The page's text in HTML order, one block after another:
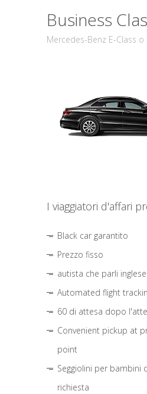
Business
Mercedes-Benz E-Class o
I viaggiatori d'affari
Black car garantito
Prezzo fisso
autista che parli inglese
Automated flight
60 di attesa dopo
Convenient pickup at
point
Seggiolini per bambini
richiesta